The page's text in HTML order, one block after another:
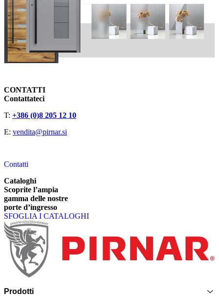
CONTATTI
Contattateci
T: +386 (0)8 205 12 10
E: vendita@pirnar.si
Contatti
Cataloghi
Scoprite l’ampia
gamma delle nostre
porte d’ingresso
SFOGLIA I CATALOGHI
Piè di pagina
Prodotti